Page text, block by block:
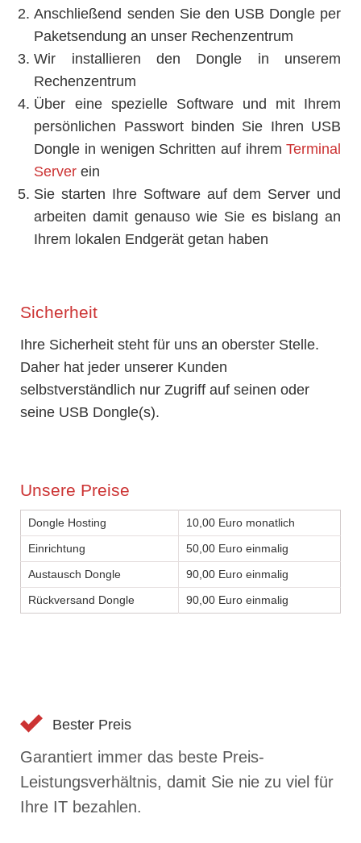
Anschließend senden Sie den USB Dongle per
Paketsendung an unser Rechenzentrum
Wir installieren den Dongle in unserem
Rechenzentrum
Über eine spezielle Software und mit Ihrem
persönlichen Passwort binden Sie Ihren USB
Dongle in wenigen Schritten auf ihremTerminal
Server ein
Sie starten Ihre Software auf dem Server und
arbeiten damit genauso wie Sie es bislang an
Ihrem lokalen Endgerät getan haben
Sicherheit
Ihre Sicherheit steht für uns an oberster Stelle.
Daher hat jeder unserer Kunden
selbstverständlich nur Zugriff auf seinen oder
seine USB Dongle(s).
Unsere Preise
Dongle Hosting
10,00 Euro monatlich
Einrichtung
50,00 Euro einmalig
Austausch Dongle
90,00 Euro einmalig
Rückversand Dongle
90,00 Euro einmalig
Bester Preis
Garantiert immer das beste Preis-
Leistungsverhältnis, damit Sie nie zu viel für
Ihre IT bezahlen.